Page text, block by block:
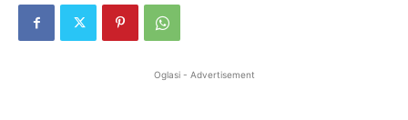
Oglasi - Advertisement